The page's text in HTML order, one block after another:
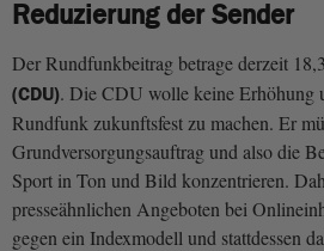
Reduzierung der Sender
Der Rundfunkbeitrag betrage derzeit
(CDU). Die CDU wolle keine Erhöhung
Rundfunk zukunftsfest zu machen. Er
Grundversorgungsauftrag und also die
Sport in Ton und Bild konzentrieren.
presseähnlichen Angeboten bei
gegen ein Indexmodell und stattdessen